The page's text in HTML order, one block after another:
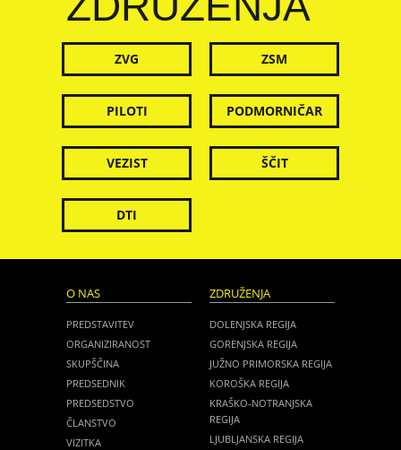
ZVG ZSM
PILOTI PODMORNIČAR
VEZIST ŠČIT
DTI
O NAS
PREDSTAVITEV
ORGANIZIRANOST
SKUPŠČINA
PREDSEDNIK
PREDSEDSTVO
ČLANSTVO
VIZITKA
ZDRUŽENJA
DOLENJSKA REGIJA
GORENJSKA REGIJA
JUŽNO PRIMORSKA REGIJA
KOROŠKA REGIJA
KRAŠKO-NOTRANJSKA
REGIJA
LJUBLJANSKA REGIJA